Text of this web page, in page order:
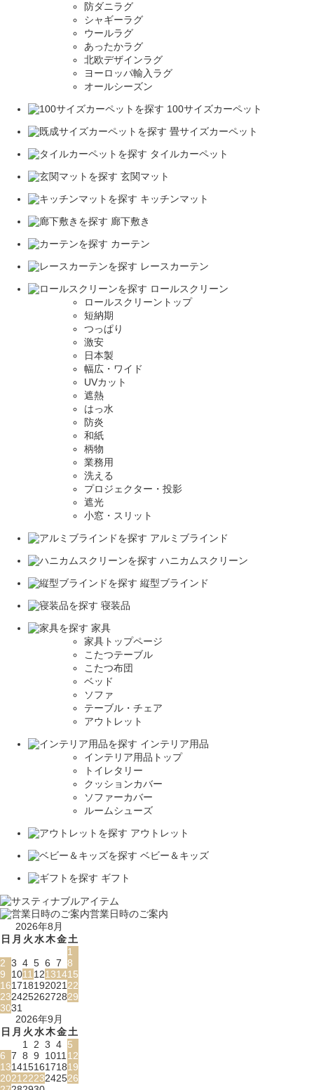
防ダニラグ
シャギーラグ
ウールラグ
あったかラグ
北欧デザインラグ
ヨーロッパ輸入ラグ
オールシーズン
100サイズカーペット
畳サイズカーペット
タイルカーペット
玄関マット
キッチンマット
廊下敷き
カーテン
レースカーテン
ロールスクリーン
ロールスクリーントップ
短納期
つっぱり
激安
日本製
幅広・ワイド
UVカット
遮熱
はっ水
防炎
和紙
柄物
業務用
洗える
プロジェクター・投影
遮光
小窓・スリット
アルミブラインド
ハニカムスクリーン
縦型ブラインド
寝装品
家具
家具トップページ
こたつテーブル
こたつ布団
ベッド
ソファ
テーブル・チェア
アウトレット
インテリア用品
インテリア用品トップ
トイレタリー
クッションカバー
ソファーカバー
ルームシューズ
アウトレット
ベビー＆キッズ
ギフト
営業日時のご案内
2026年8月
日 月 火水木金土
1
2 3 4 5 6 7 8
9
101112131415
16171819202122
23242526272829
3031
2026年9月
日 月 火水木金土
1 2 3 4 5
6 7 8 9 101112
13141516171819
20212223242526